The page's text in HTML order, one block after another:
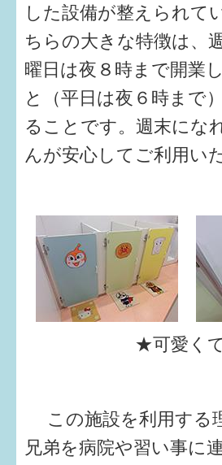
した設備が整えられて
ちらの大きな特徴は、
曜日は夜８時まで開業
と（平日は夜６時まで
ることです。週末にな
んが安心してご利用い
★可愛く
この施設を利用する
兄弟を病院や習い事に